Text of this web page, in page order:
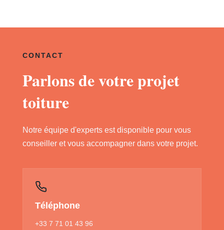
CONTACT
Parlons de votre projet
toiture
Notre équipe d'experts est disponible pour vous
conseiller et vous accompagner dans votre projet.
Téléphone
+33 7 71 01 43 96